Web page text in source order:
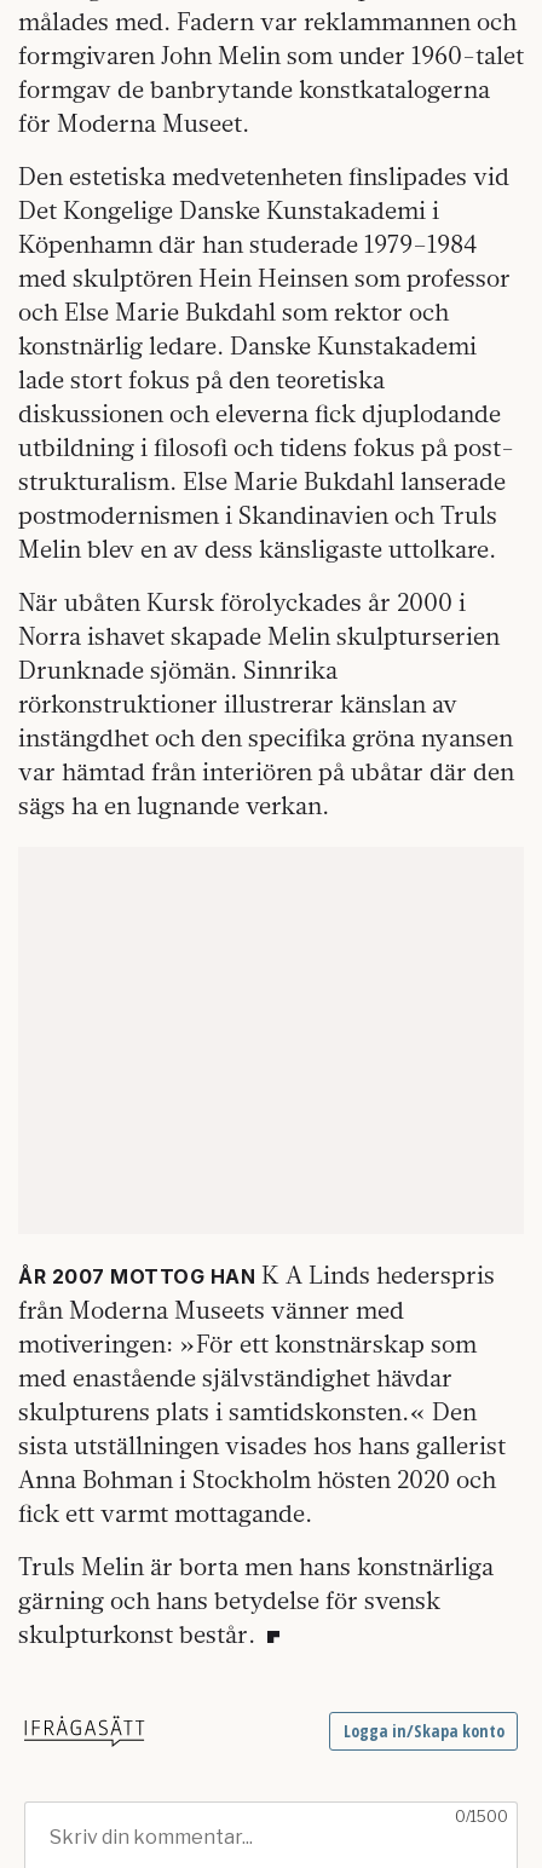
målades med. Fadern var reklammannen och
formgivaren John Melin som under 1960-talet
formgav de banbrytande konstkatalogerna
för Moderna Museet.
Den estetiska medvetenheten finslipades vid
Det Kongelige Danske Kunst­akademi i
Köpenhamn där han studerade 1979–1984
med skulptören Hein Heinsen som professor
och Else Marie Bukdahl som rektor och
konstnärlig ledare. Danske Kunstakademi
lade stort fokus på den teoretiska
diskussionen och eleverna fick djuplodande
utbildning i filosofi och tidens fokus på post-
strukturalism. Else Marie Bukdahl lanserade
postmodernismen i Skandinavien och Truls
Melin blev en av dess känsligaste uttolkare.
När ubåten Kursk förolyckades år 2000 i
Norra ishavet skapade Melin skulpturserien
Drunknade sjömän. Sinnrika
rörkonstruktioner illustrerar känslan av
instängdhet och den specifika gröna nyansen
var hämtad från interiören på ubåtar där den
sägs ha en lugnande verkan.
ÅR 2007 MOTTOG HAN K A Linds hederspris
från Moderna Museets vänner med
motiveringen: »För ett konstnärskap som
med enastående självständighet hävdar
skulpturens plats i samtidskonsten.« Den
sista utställningen visades hos hans gallerist
Anna Bohman i Stockholm hösten 2020 och
fick ett varmt mottagande.
Truls Melin är borta men hans konstnärliga
gärning och hans betydelse för svensk
skulpturkonst består.